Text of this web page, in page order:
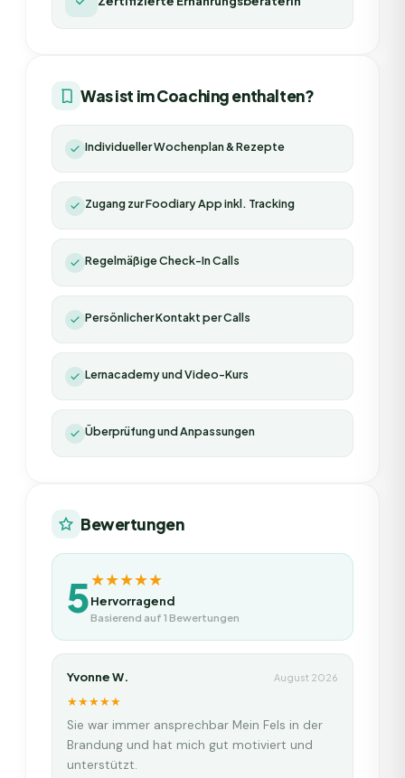
Was ist im Coaching enthalten?
Individueller Wochenplan & Rezepte
Zugang zur Foodiary App inkl. Tracking
Regelmäßige Check-In Calls
Persönlicher Kontakt per Calls
Lernacademy und Video-Kurs
Überprüfung und Anpassungen
Bewertungen
5★★★★★
Hervorragend
Basierend auf 1 Bewertungen
Yvonne W. August 2026
★★★★★
Sie war immer ansprechbar Mein Fels in der
Brandung und hat mich gut motiviert und
unterstützt.